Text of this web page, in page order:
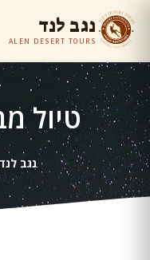
נגב לנד
ALEN DESERT TOURS
טיול
נגב לנד